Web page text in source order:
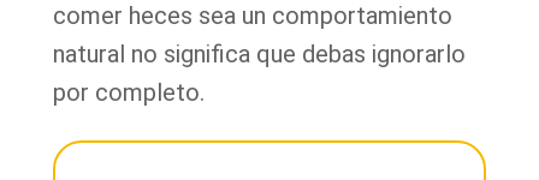
comer heces sea un comportamiento
natural no significa que debas ignorarlo
por completo.